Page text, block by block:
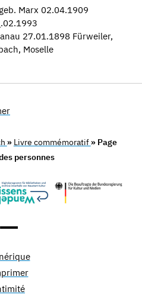
Marx 02.04.1909
27.01.1898 Fürweiler,
Moselle
» Livre commémoratif » Page
personnes